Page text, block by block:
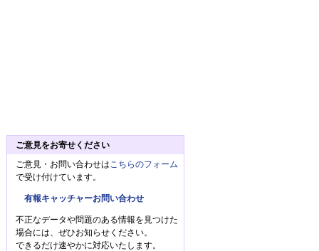
ご意見をお寄せください
ご意見・お問い合わせは こちらのフォーム
で受け付けています。
有報キャッチャーお問い合わせ
不正なデータや問題のある情報を見つけた
場合には、ぜひお知らせください。
できるだけ速やかに対応いたします。